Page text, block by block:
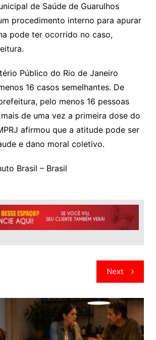
de Saúde de Guarulhos
procedimento interno para apurar
pode ter ocorrido no caso,
Público do Rio de Janeiro
16 casos semelhantes. De
pelo menos 16 pessoas
de uma vez a primeira dose do
afirmou que a atitude pode ser
e dano moral coletivo.
Brasil – Brasil
Next